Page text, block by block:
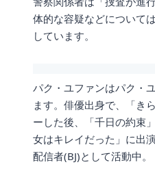
体的な容疑などについて
しています。
パク・ユファンはパク・
ます。俳優出身で、「き
ーした後、「千日の約束
女はキレイだった」に出
配信者(BJ)として活動中。